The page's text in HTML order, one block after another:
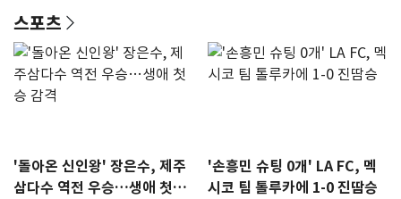
스포츠
'돌아온 신인왕' 장은수, 제주
삼다수 역전 우승…생애 첫승
'손흥민 슈팅 0개' LA FC, 멕
시코 팀 톨루카에 1-0 진땀승